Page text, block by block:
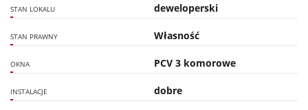
STAN LOKALU deweloperski
STAN PRAWNY Własność
OKNA PCV 3 komorowe
INSTALACJE dobre